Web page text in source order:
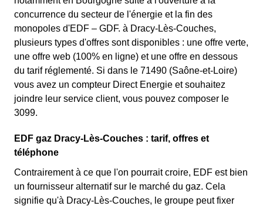
concurrence du secteur de l'énergie et la fin des
monopoles d'EDF – GDF. à Dracy-Lès-Couches,
plusieurs types d'offres sont disponibles : une offre verte,
une offre web (100% en ligne) et une offre en dessous
du tarif réglementé. Si dans le 71490 (Saône-et-Loire)
vous avez un compteur Direct Energie et souhaitez
joindre leur service client, vous pouvez composer le
3099.
EDF gaz Dracy-Lès-Couches : tarif, offres et
téléphone
Contrairement à ce que l'on pourrait croire, EDF est bien
un fournisseur alternatif sur le marché du gaz. Cela
signifie qu'à Dracy-Lès-Couches, le groupe peut fixer